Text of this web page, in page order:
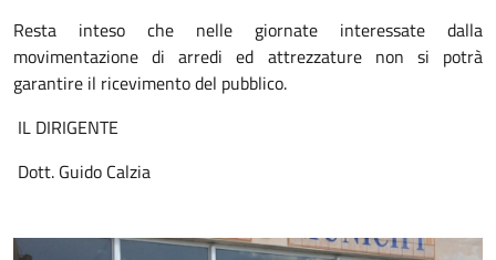
Resta inteso che nelle giornate interessate dalla
movimentazione di arredi ed attrezzature non si potrà
garantire il ricevimento del pubblico.
IL DIRIGENTE
Dott. Guido Calzia